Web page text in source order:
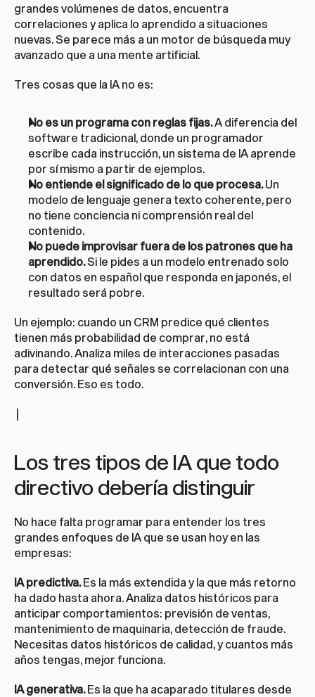
grandes volúmenes de datos, encuentra
correlaciones y aplica lo aprendido a situaciones
nuevas. Se parece más a un motor de búsqueda muy
avanzado que a una mente artificial.
Tres cosas que la IA no es:
No es un programa con reglas fijas. A diferencia del
software tradicional, donde un programador
escribe cada instrucción, un sistema de IA aprende
por sí mismo a partir de ejemplos.
No entiende el significado de lo que procesa. Un
modelo de lenguaje genera texto coherente, pero
no tiene conciencia ni comprensión real del
contenido.
No puede improvisar fuera de los patrones que ha
aprendido. Si le pides a un modelo entrenado solo
con datos en español que responda en japonés, el
resultado será pobre.
Un ejemplo: cuando un CRM predice qué clientes
tienen más probabilidad de comprar, no está
adivinando. Analiza miles de interacciones pasadas
para detectar qué señales se correlacionan con una
conversión. Eso es todo.
|
Los tres tipos de IA que todo
directivo debería distinguir
No hace falta programar para entender los tres
grandes enfoques de IA que se usan hoy en las
empresas:
IA predictiva. Es la más extendida y la que más retorno
ha dado hasta ahora. Analiza datos históricos para
anticipar comportamientos: previsión de ventas,
mantenimiento de maquinaria, detección de fraude.
Necesitas datos históricos de calidad, y cuantos más
años tengas, mejor funciona.
IA generativa. Es la que ha acaparado titulares desde